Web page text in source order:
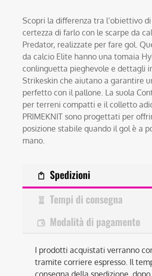
Scopri la differenza tra l’obiettivo
certezza di farlo con le scarpe da
Predator, realizzate per fare gol.
da calcio Elite hanno una tomaia
conlinguetta pieghevole e dettagli
Strikeskin che aiutano a garantire
perfetto con il pallone. La suola
per terreni compatti e il colletto
PRIMEKNIT sono progettati per
posizione stabile quando il gol è a
mano.
Spedizioni
Tempi di consegna
Modalità di pagamento
I prodotti acquistati verranno
tramite corriere espresso. Il